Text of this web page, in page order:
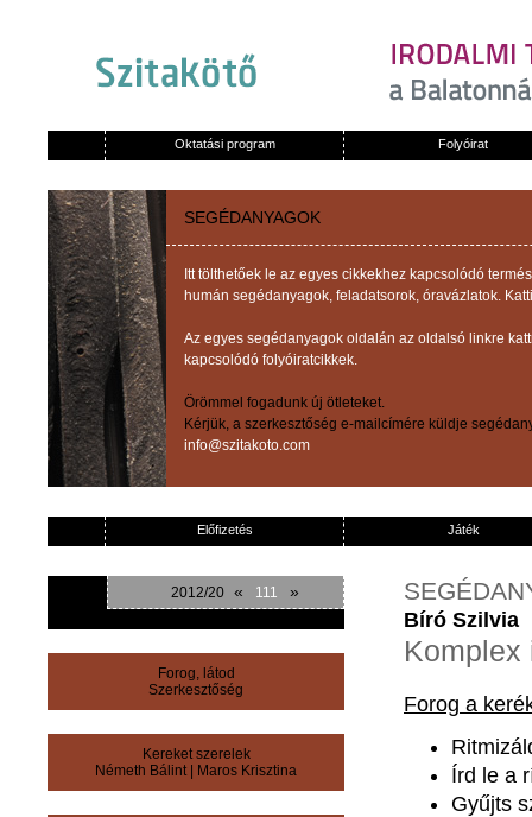
Oktatási program Folyóirat
SEGÉDANYAGOK
Itt tölthetőek le az egyes cikkekhez kapcsolódó
humán segédanyagok, feladatsorok, óravázlatok.
Az egyes segédanyagok oldalán az oldalsó linkre
kapcsolódó folyóiratcikkek.
Örömmel fogadunk új ötleteket.
Kérjük, a szerkesztőség e-mailcímére küldje
info@szitakoto.com
Előfizetés Játék
2012/20 « 111 »
Forog, látod
Szerkesztőség
Kereket szerelek
Németh Bálint| Maros Krisztina
Bíró Szilvia
Komplex
Forog a
Írd le a
Gyűjts